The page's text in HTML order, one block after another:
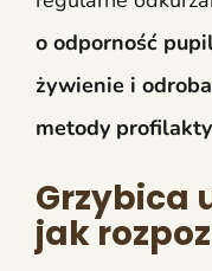
o odporność
żywienie i
metody
Grzybica
jak